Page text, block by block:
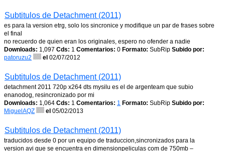
Subtitulos de Detachment (2011)
es para la version etrg, solo los sincronice y modifique un par de frases sobre
el final
no recuerdo de quien eran los originales, espero no ofender a nadie
Downloads: 1,097 Cds: 1 Comentarios: 0 Formato: SubRip Subido por:
patoruzu2
el 02/07/2012
Subtitulos de Detachment (2011)
detachment 2011 720p x264 dts mysilu es el de argenteam que subio
enanodog, resincronizado por mi
Downloads: 1,064 Cds: 1 Comentarios: 1 Formato: SubRip Subido por:
MiguelAQZ
el 05/02/2013
Subtitulos de Detachment (2011)
traducidos desde 0 por un equipo de traduccion,sincronizados para la
version avi que se encuentra en dimensionpeliculas com de 750mb –